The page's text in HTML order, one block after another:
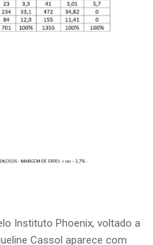
Instituto Phoenix, voltado a
Cassol aparece com